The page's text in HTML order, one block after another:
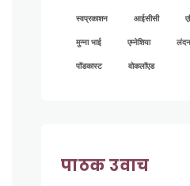
स्वप्रकाशन आईसीसी
मुन्ना भाई एम्नेशिया लंदन
पॉडकास्ट वोकलॉएड
पाठक उवाच